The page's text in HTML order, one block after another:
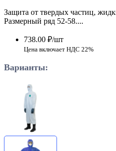
Защита от твердых частиц,
Размерный ряд 52-58....
738.00 ₽/шт
Цена включает НДС 22%
Варианты: